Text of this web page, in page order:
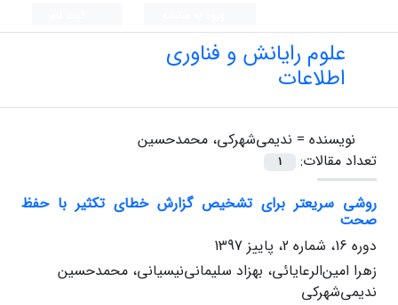
علوم رایانش و فناوری
اطلاعات
نویسنده = ندیمی‌شهرکی، محمدحسین
تعداد مقالات:
1
روشی سریعتر برای تشخیص گزارش خطای تکثیر با حفظ
صحت
دوره 16، شماره 2، پاییز 1397
زهرا امین‌الرعایائی، بهزاد سلیمانی‌نیسیانی، محمدحسین
ندیمی‌شهرکی